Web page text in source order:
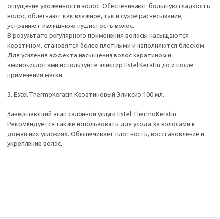
ощущение ухоженности волос. Обеспечивают большую гладкость
волос, облегчают как влажное, так и сухое расчесывание,
устраняют излишнюю пушистость волос.
В результате регулярного применения волосы насыщаются
кератином, становятся более плотными и наполняются блеском.
Для усиления эффекта насыщения волос кератином и
аминокислотами используйте эликсир Estel Keratin до и после
применения маски.
3. Estel ThermoKeratin Кератиновый Эликсир 100 мл.
Завершающий этап салонной услуги Estel ThermoKeratin.
Рекомендуется также использовать для ухода за волосами в
домашних условиях. Обеспечивает плотность, восстановление и
укрепление волос.